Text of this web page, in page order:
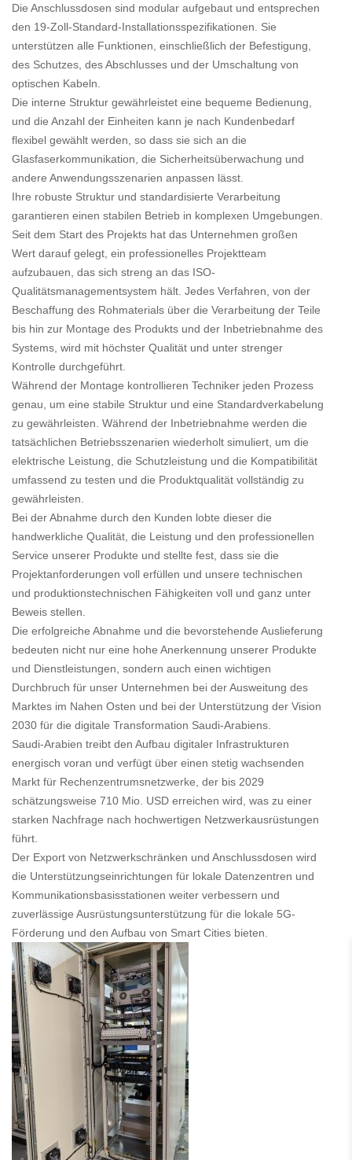
Die Anschlussdosen sind modular aufgebaut und entsprechen
den 19-Zoll-Standard-Installationsspezifikationen. Sie
unterstützen alle Funktionen, einschließlich der Befestigung,
des Schutzes, des Abschlusses und der Umschaltung von
optischen Kabeln.
Die interne Struktur gewährleistet eine bequeme Bedienung,
und die Anzahl der Einheiten kann je nach Kundenbedarf
flexibel gewählt werden, so dass sie sich an die
Glasfaserkommunikation, die Sicherheitsüberwachung und
andere Anwendungsszenarien anpassen lässt.
Ihre robuste Struktur und standardisierte Verarbeitung
garantieren einen stabilen Betrieb in komplexen Umgebungen.
Seit dem Start des Projekts hat das Unternehmen großen
Wert darauf gelegt, ein professionelles Projektteam
aufzubauen, das sich streng an das ISO-
Qualitätsmanagementsystem hält. Jedes Verfahren, von der
Beschaffung des Rohmaterials über die Verarbeitung der Teile
bis hin zur Montage des Produkts und der Inbetriebnahme des
Systems, wird mit höchster Qualität und unter strenger
Kontrolle durchgeführt.
Während der Montage kontrollieren Techniker jeden Prozess
genau, um eine stabile Struktur und eine Standardverkabelung
zu gewährleisten. Während der Inbetriebnahme werden die
tatsächlichen Betriebsszenarien wiederholt simuliert, um die
elektrische Leistung, die Schutzleistung und die Kompatibilität
umfassend zu testen und die Produktqualität vollständig zu
gewährleisten.
Bei der Abnahme durch den Kunden lobte dieser die
handwerkliche Qualität, die Leistung und den professionellen
Service unserer Produkte und stellte fest, dass sie die
Projektanforderungen voll erfüllen und unsere technischen
und produktionstechnischen Fähigkeiten voll und ganz unter
Beweis stellen.
Die erfolgreiche Abnahme und die bevorstehende Auslieferung
bedeuten nicht nur eine hohe Anerkennung unserer Produkte
und Dienstleistungen, sondern auch einen wichtigen
Durchbruch für unser Unternehmen bei der Ausweitung des
Marktes im Nahen Osten und bei der Unterstützung der Vision
2030 für die digitale Transformation Saudi-Arabiens.
Saudi-Arabien treibt den Aufbau digitaler Infrastrukturen
energisch voran und verfügt über einen stetig wachsenden
Markt für Rechenzentrumsnetzwerke, der bis 2029
schätzungsweise 710 Mio. USD erreichen wird, was zu einer
starken Nachfrage nach hochwertigen Netzwerkausrüstungen
führt.
Der Export von Netzwerkschränken und Anschlussdosen wird
die Unterstützungseinrichtungen für lokale Datenzentren und
Kommunikationsbasisstationen weiter verbessern und
zuverlässige Ausrüstungsunterstützung für die lokale 5G-
Förderung und den Aufbau von Smart Cities bieten.